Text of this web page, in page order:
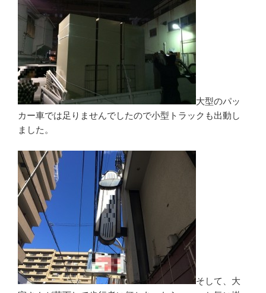
大型のパッ
カー車では足りませんでしたので小型トラックも出動し
ました。
そして、大